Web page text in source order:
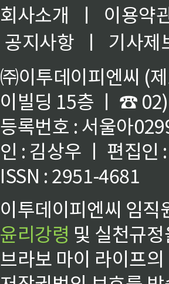
회사소개 ㅣ
이용약
공지사항
ㅣ
기사제
㈜이투데이피엔씨 (
이빌딩 15층 ㅣ ☎
등록번호 : 서울아
인 : 김상우 ㅣ 편집인
ISSN : 2951-4681
이투데이피엔씨 임
윤리강령 및 실천규
브라보 마이 라이프